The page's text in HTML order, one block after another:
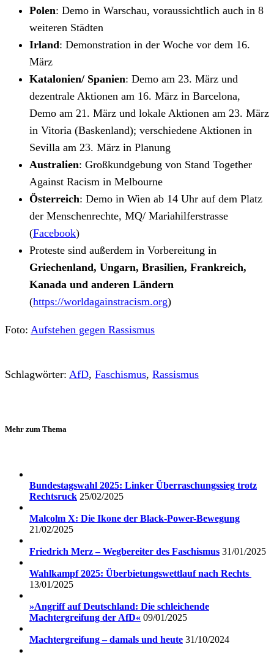
Polen: Demo in Warschau, voraussichtlich auch in 8
weiteren Städten
Irland: Demonstration in der Woche vor dem 16.
März
Katalonien/ Spanien: Demo am 23. März und
dezentrale Aktionen am 16. März in Barcelona,
Demo am 21. März und lokale Aktionen am 23. März
in Vitoria (Baskenland); verschiedene Aktionen in
Sevilla am 23. März in Planung
Australien: Großkundgebung von Stand Together
Against Racism in Melbourne
Österreich: Demo in Wien ab 14 Uhr auf dem Platz
der Menschenrechte, MQ/ Mariahilferstrasse
(Facebook)
Proteste sind außerdem in Vorbereitung in
Griechenland, Ungarn, Brasilien, Frankreich,
Kanada und anderen Ländern
(https://worldagainstracism.org)
Foto: Aufstehen gegen Rassismus
Schlagwörter: AfD, Faschismus, Rassismus
Mehr zum Thema
Bundestagswahl 2025: Linker Überraschungssieg trotz
Rechtsruck 25/02/2025
Malcolm X: Die Ikone der Black-Power-Bewegung
21/02/2025
Friedrich Merz – Wegbereiter des Faschismus 31/01/2025
Wahlkampf 2025: Überbietungswettlauf nach Rechts
13/01/2025
»Angriff auf Deutschland: Die schleichende
Machtergreifung der AfD« 09/01/2025
Machtergreifung – damals und heute 31/10/2024